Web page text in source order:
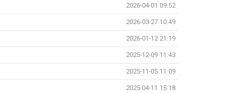
2026-04-01 09:52
2026-03-27 10:49
2026-01-12 21:19
2025-12-09 11:43
2025-11-05 11:09
2025-04-11 15:18